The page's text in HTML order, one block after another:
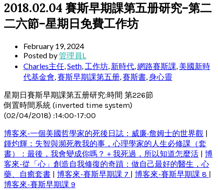
2018.02.04 賽斯早期課第五册研究–第二
二六節–星期日免費工作坊
February 19, 2024
Posted by管理員L
Charles主任,Seth, 工作坊, 新時代,網路賽斯課, 美國新時
代基金會,賽斯早期課第五册,賽斯書,身心靈
星期日賽斯早期課第五册研究:時間 第226節
倒置時間系統 (inverted time system)
(02/04/2018) :14:00-17:00
博客來-一個美國哲學家的死後日誌：威廉‧詹姆士的世界觀
鍾灼輝：失智與瀕死教我的事，心理學家的人生必修課（套
書）：最後，我會變成你嗎？＋我死過，所以知道怎麼活
博
客來-從「心」創造自我修復的奇蹟：做自己最好的醫生，心
藥、自癒套書
博客來-賽斯早期課 7 博客來-賽斯早期課 8
博客來-賽斯早期課 9